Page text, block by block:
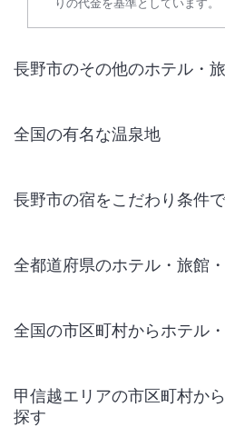
長野市のその他のホテル・
全国の有名な温泉地
長野市の宿をこだわり条件
全都道府県のホテル・旅館
全国の市区町村からホテル
甲信越エリアの市区町村か
探す